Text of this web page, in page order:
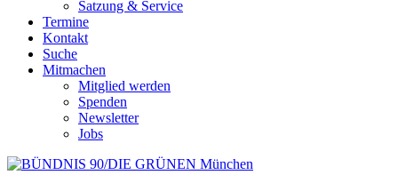
Satzung & Service
Termine
Kontakt
Suche
Mitmachen
Mitglied werden
Spenden
Newsletter
Jobs